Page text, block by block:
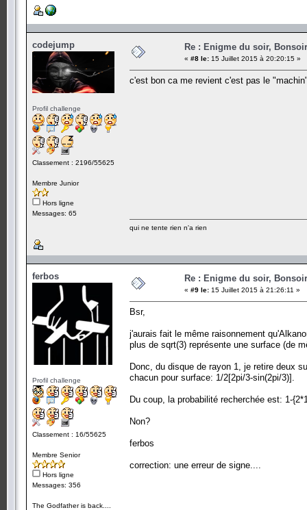
codejump
Profil challenge
Classement : 2196/55625
Membre Junior
Hors ligne
Messages: 65
Re : Enigme du soir,
« #8 le: 15 Juillet 2015 à 20:20:15 »
c'est bon ca me revient c'est pas le
qui ne tente rien n'a rien
ferbos
Profil challenge
Classement : 16/55625
Membre Senior
Hors ligne
Messages: 356
The Godfather is back....
Re : Enigme du soir,
« #9 le: 15 Juillet 2015 à 21:26:11 »
Bsr,
j'aurais fait le même raisonnement
plus de sqrt(3) représente une surface (de
Donc, du disque de rayon 1, je retire deux
chacun pour surface: 1/2[2pi/3-sin(2pi/3)].
Du coup, la probabilité recherchée est: 1-
Non?
ferbos
correction: une erreur de signe....